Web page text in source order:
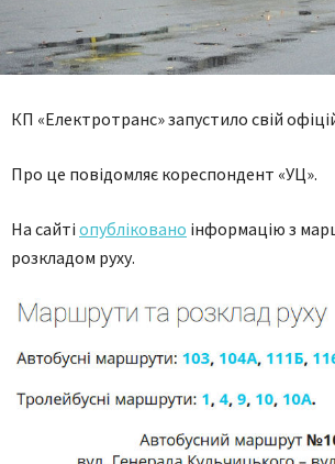
КП «Електротранс» запустило свій
Про це повідомляє кореспондент «УЦ».
На сайті опубліковано інформацію з
розкладом руху.